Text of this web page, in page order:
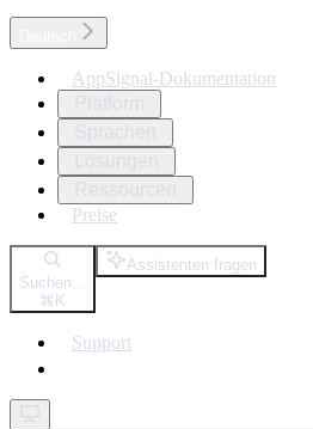
AppSignal-Dokumentation
Preise
Suchen...
⌘ K
Assistenten fragen
Support